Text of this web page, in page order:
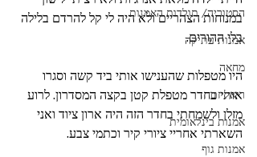
הסטוריה/ תולדות האמנות
אמנות עתיקה
מחאה
ריאליזם
אמנות בינלאומית
אמנות גוף
במנוחות הצהריים ולא היה לי קל להרדם בלילה
בלי ההורים.
היו מטפלות שהענישו אותי ביד קשה וסגרו
אותי בחדר מטפלת קטן בקצה המסדרון. לרוע
מזלן ולשמחתי בחדר הזה היה ארון ציוד ואני
השארתי אחריי ציורי קיר וכתמי צבע.